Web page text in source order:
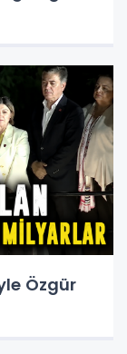
Özgür